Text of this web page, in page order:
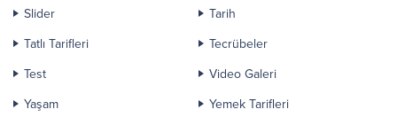
Slider
Tarih
Tatlı Tarifleri
Tecrübeler
Test
Video Galeri
Yaşam
Yemek Tarifleri